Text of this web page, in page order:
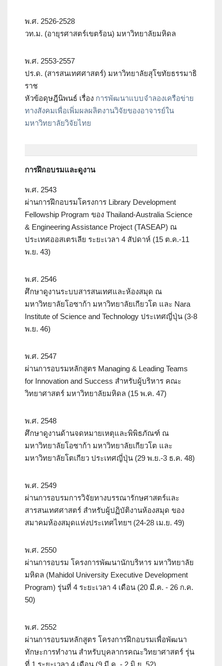
พ.ศ. 2526-2528
วท.ม. (อายุรศาสตร์เขตร้อน) มหาวิทยาลัยมหิดล
พ.ศ. 2553-2557
ปร.ด. (สารสนเทศศาสตร์) มหาวิทยาลัยสุโขทัยธรรมาธิ
ราช
หัวข้อดุษฎีนิพนธ์ เรื่อง การพัฒนาแบบจำลองเครือข่าย
ทางสังคมเพื่อเพิ่มผลผลิตงานวิจัยของอาจารย์ใน
มหาวิทยาลัยวิจัยไทย
การฝึกอบรมและดูงาน
พ.ศ. 2543
ผ่านการฝึกอบรมโครงการ Library Development
Fellowship Program ของ Thailand-Australia Science
& Engineering Assistance Project (TASEAP) ณ
ประเทศออสเตรเลีย ระยะเวลา 4 สัปดาห์ (15 ต.ค.-11
พ.ย. 43)
พ.ศ. 2546
ศึกษาดูงานระบบสารสนเทศและห้องสมุด ณ
มหาวิทยาลัยโอซาก้า มหาวิทยาลัยเกียวโต และ Nara
Institute of Science and Technology ประเทศญี่ปุ่น (3-8
พ.ย. 46)
พ.ศ. 2547
ผ่านการอบรมหลักสูตร Managing & Leading Teams
for Innovation and Success สำหรับผู้บริหาร คณะ
วิทยาศาสตร์ มหาวิทยาลัยมหิดล (15 พ.ค. 47)
พ.ศ. 2548
ศึกษาดูงานด้านจดหมายเหตุและพิพิธภัณฑ์ ณ
มหาวิทยาลัยโอซาก้า มหาวิทยาลัยเกียวโต และ
มหาวิทยาลัยโตเกียว ประเทศญี่ปุ่น (29 พ.ย.-3 ธ.ค. 48)
พ.ศ. 2549
ผ่านการอบรมการวิจัยทางบรรณารักษศาสตร์และ
สารสนเทศศาสตร์ สำหรับผู้ปฏิบัติงานห้องสมุด ของ
สมาคมห้องสมุดแห่งประเทศไทยฯ (24-28 เม.ย. 49)
พ.ศ. 2550
ผ่านการอบรม โครงการพัฒนานักบริหาร มหาวิทยาลัย
มหิดล (Mahidol University Executive Development
Program) รุ่นที่ 4 ระยะเวลา 4 เดือน (20 มี.ค. - 26 ก.ค.
50)
พ.ศ. 2552
ผ่านการอบรมหลักสูตร โครงการฝึกอบรมเพื่อพัฒนา
ทักษะการทำงาน สำหรับบุคลากรคณะวิทยาศาสตร์ รุ่น
ที่ 1 ระยะเวลา 4 เดือน (9 มี.ค. - 2 มิ.ย. 52)